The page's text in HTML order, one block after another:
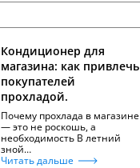
Кондиционер для
магазина: как привлечь
покупателей
прохладой.
Почему прохлада в магазине
— это не роскошь, а
необходимость В летний
зной…
Читать дальше